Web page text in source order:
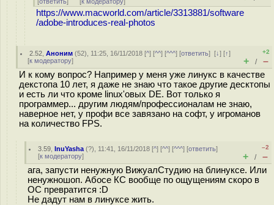
https://www.macworld.com/article/3313881/software
/adobe-introduces-real-photos
2.52 ,Аноним (52), 11:25, 16/11/2018 [^] [^^] [^^^] [ответить][↓] [↑]
[к модератору]
+2
+ / –
И к кому вопрос? Например у меня уже линукс в качестве
декстопа 10 лет, я даже не знаю что такое другие десктопы
и есть ли что кроме linux'овых DE. Вот только я
программер... другим людям/профессионалам не знаю,
наверное нет, у профи все завязано на софт, у игроманов
на количество FPS.
3.59 ,InuYasha (?), 11:41, 16/11/2018 [^] [^^] [^^^] [ответить]
[к модератору]
–2
+ / –
ага, запусти ненужную ВижуалСтудию на блинуксе. Или
ненужношоп. Абосе КС вообще по ощущениям скоро в
ОС превратится :D
Не дадут нам в линуксе жить.